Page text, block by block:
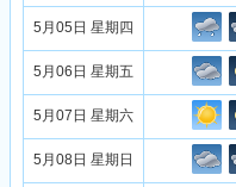
5月05日 星期四
5月06日 星期五
5月07日 星期六
5月08日 星期日